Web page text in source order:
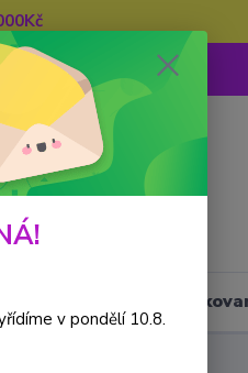
v pondělí 10.8.